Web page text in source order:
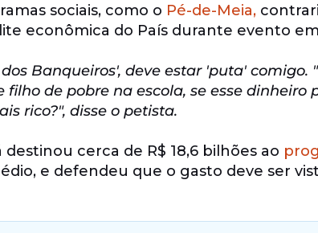
sociais, como o Pé-de-Meia,
econômica do País durante evento em
Banqueiros', deve estar 'puta' comigo.
de pobre na escola, se esse dinheiro
rico?", disse o petista.
cerca de R$ 18,6 bilhões ao
e defendeu que o gasto deve ser